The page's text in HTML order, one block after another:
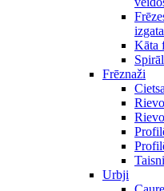
Kāta
Frēznaži
Urbji